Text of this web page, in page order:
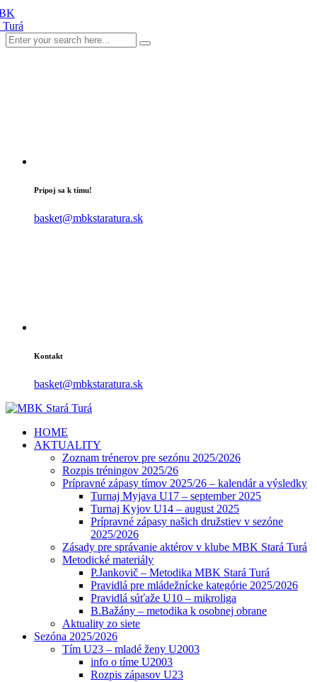
Pripoj sa k tímu!
basket@mbkstaratura.sk
Kontakt
basket@mbkstaratura.sk
HOME
AKTUALITY
Zoznam trénerov pre sezónu 2025/2026
Rozpis tréningov 2025/26
Prípravné zápasy tímov 2025/26 – kalendár a výsledky
Turnaj Myjava U17 – september 2025
Turnaj Kyjov U14 – august 2025
Prípravné zápasy našich družstiev v sezóne
2025/2026
Zásady pre správanie aktérov v klube MBK Stará Turá
Metodické materiály
P.Jankovič – Metodika MBK Stará Turá
Pravidlá pre mládežnícke kategórie 2025/2026
Pravidlá súťaže U10 – mikroliga
B.Bažány – metodika k osobnej obrane
Aktuality zo siete
Sezóna 2025/2026
Tím U23 – mladé ženy U2003
info o tíme U2003
Rozpis zápasov U23